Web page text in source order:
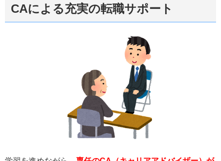
CAによる充実の転職サポート